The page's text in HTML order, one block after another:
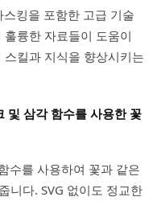
스킹을 포함한 고급 기술
륭한 자료들이 도움이
킬과 지식을 향상시키는
삼각 함수를 사용한 꽃
수를 사용하여 꽃과 같은
니다. SVG 없이도 정교한